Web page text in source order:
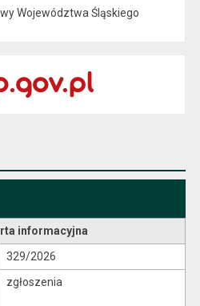
Województwa Śląskiego
informacyjna
329/2026
zgłoszenia